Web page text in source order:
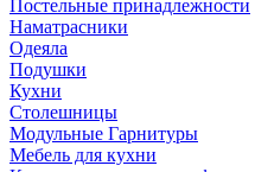
Постельные принадлежности
Наматрасники
Одеяла
Подушки
Кухни
Столешницы
Модульные Гарнитуры
Мебель для кухни